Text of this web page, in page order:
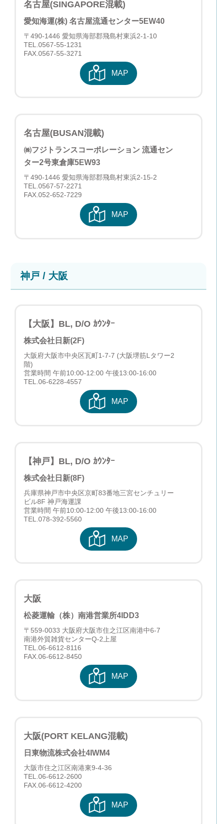
名古屋(SINGAPORE混載)
愛知海運(株) 名古屋流通センター5EW40
〒490-1446 愛知県海部郡飛島村東浜2-1-10
TEL.0567-55-1231
FAX.0567-55-3271
MAP
名古屋(BUSAN混載)
㈱フジトランスコーポレーション 流通セン
ター2号東倉庫5EW93
〒490-1446 愛知県海部郡飛島村東浜2-15-2
TEL.0567-57-2271
FAX.052-652-7229
MAP
神戸 / 大阪
【大阪】BL, D/O ｶｳﾝﾀｰ
株式会社日新(2F)
大阪府大阪市中央区瓦町1-7-7 (大阪堺筋Lタワー2
階)
営業時間 午前10:00-12:00 午後13:00-16:00
TEL.06-6228-4557
MAP
【神戸】BL, D/O ｶｳﾝﾀｰ
株式会社日新(8F)
兵庫県神戸市中央区京町83番地三宮センチュリー
ビル8F 神戸海運課
営業時間 午前10:00-12:00 午後13:00-16:00
TEL.078-392-5560
MAP
大阪
松菱運輸（株）南港営業所4IDD3
〒559-0033 大阪府大阪市住之江区南港中6-7
南港外貿雑貨センターQ-2上屋
TEL.06-6612-8116
FAX.06-6612-8450
MAP
大阪(PORT KELANG混載)
日東物流株式会社4IWM4
大阪市住之江区南港東9-4-36
TEL.06-6612-2600
FAX.06-6612-4200
MAP